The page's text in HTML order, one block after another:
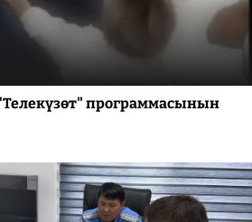
программасынын